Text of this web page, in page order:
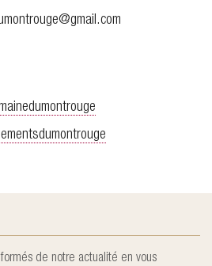
de notre actualité en vous